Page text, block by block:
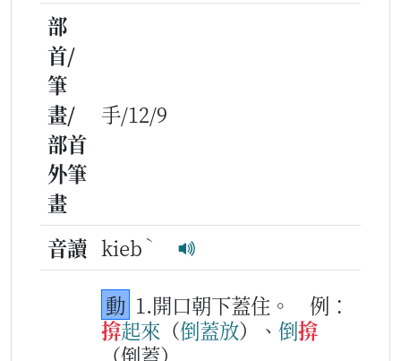
部
首/
筆
畫/
部首
外筆
畫
手/12/9
音讀 kieb ˋ
動 1.開口朝下蓋住。
例：
揜起來 （倒蓋放）、 倒揜
（倒蓋）